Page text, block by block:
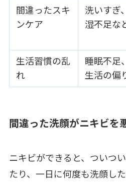
間違ったスキ
ンケア
洗いすぎ
湿不足な
生活習慣の乱
れ
睡眠不足
生活の偏
間違った洗顔がニキビを
ニキビができると、ついつ
たり、一日に何度も洗顔し